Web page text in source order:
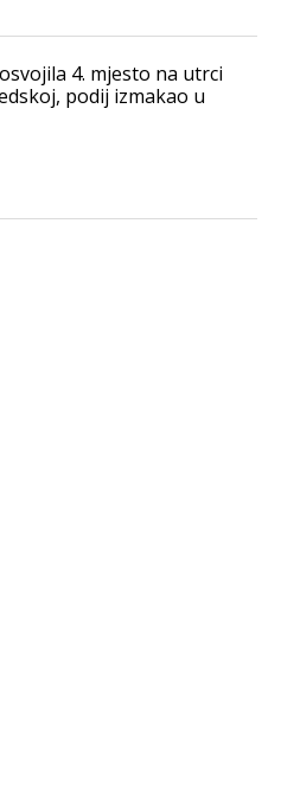
4. mjesto na utrci
podij izmakao u